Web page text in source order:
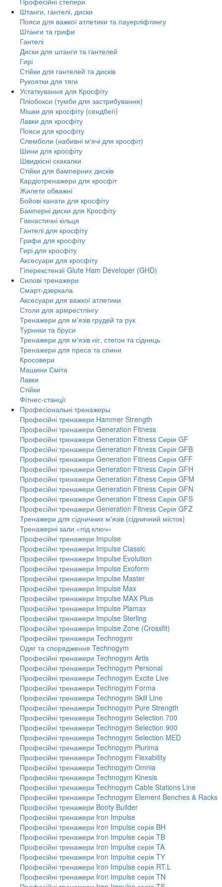
Штанги, гантелі, диски
Пояси для важкої атлетики та пауерліфтингу
Штанги та грифи
Гантелі
Диски для штанги та гантелей
Гирі
Стійки для гантелей та дисків
Рукоятки для тяги
Устаткування для Кросфіту
Пліобокси (тумби для застрибування)
Мішки для кросфіту (сендбегі)
Лавки для кросфіту
Пояси для кросфіту
Слемболи (набивні м'ячі для кросфіт)
Шини для кросфіту
Швидкісні скакалки
Стійки для бамперних дисків
Кардіотренажери для кросфіт
Жилети обважні
Бойові канати для кросфіту
Бамперні диски для Кросфіту
Гімнастичні кільця
Гантелі для кросфіту
Грифи для кросфіту
Гирі для кросфіту
Аксесуари для кросфіту
Гіперекстензії Glute Ham Developer (GHD)
Силові тренажери
Смарт-дзеркала
Аксесуари для важкої атлетики
Столи для армрестлінгу
Тренажери для м'язів грудей та рук
Турники та бруси
Тренажери для м'язів ніг, стегон та сідниць
Тренажери для преса та спини
Кросовери
Машини Сміта
Лавки
Стійки
Фітнес-станції
Професіональні тренажеры
Професійні тренажери Hammer Strength
Професійні тренажери Generation Fitness
Професійні тренажери Generation Fitness Серія GF
Професійні тренажери Generation Fitness Серія GFB
Професійні тренажери Generation Fitness Серія GFF
Професійні тренажери Generation Fitness Серія GFH
Професійні тренажери Generation Fitness Серія GFM
Професійні тренажери Generation Fitness Серія GFN
Професійні тренажери Generation Fitness Серія GFS
Професійні тренажери Generation Fitness Серія GFZ
Тренажери для сідничних м'язів (сідничний місток)
Тренажерні зали «під ключ»
Професійні тренажери Impulse
Професійні тренажери Impulse Classic
Професійні тренажери Impulse Evolution
Професійні тренажери Impulse Exoform
Професійні тренажери Impulse Master
Професійні тренажери Impulse Max
Професійні тренажери Impulse MAX Plus
Професійні тренажери Impulse Plamax
Професійні тренажери Impulse Sterling
Професійні тренажери Impulse Zone (Crossfit)
Професійні тренажери Technogym
Одяг та спорядження Technogym
Професійні тренажери Technogym Artis
Професійні тренажери Technogym Personal
Професійні тренажери Technogym Excite Live
Професійні тренажери Technogym Forma
Професійні тренажери Technogym Skill Line
Професійні тренажери Technogym Pure Strength
Професійні тренажери Technogym Selection 700
Професійні тренажери Technogym Selection 900
Професійні тренажери Technogym Selection MED
Професійні тренажери Technogym Plurima
Професійні тренажери Technogym Flexability
Професійні тренажери Technogym Omnia
Професійні тренажери Technogym Kinesis
Професійні тренажери Technogym Cable Stations Line
Професійні тренажери Technogym Element Benches & Racks
Професійні тренажери Booty Builder
Професійні тренажери Iron Impulse
Професійні тренажери Iron Impulse серія BH
Професійні тренажери Iron Impulse серія TB
Професійні тренажери Iron Impulse серія TA
Професійні тренажери Iron Impulse серія TY
Професійні тренажери Iron Impulse серія RT.L
Професійні тренажери Iron Impulse серія TN